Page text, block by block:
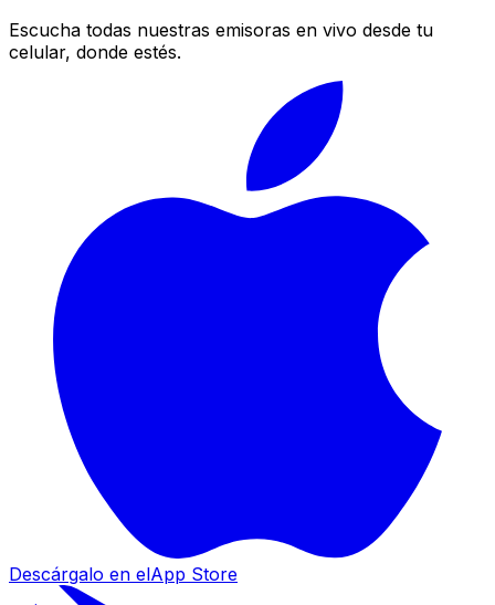
Escucha todas nuestras emisoras en vivo desde tu
celular, donde estés.
Descárgalo en elApp Store